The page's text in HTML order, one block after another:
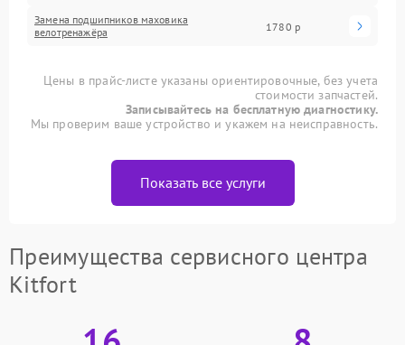
Замена подшипников маховика
велотренажёра
1780 р
Цены в прайс-листе указаны ориентировочные, без учета
стоимости запчастей.
Записывайтесь на бесплатную диагностику.
Мы проверим ваше устройство и укажем на неисправность.
Показать все услуги
Преимущества сервисного центра
Kitfort